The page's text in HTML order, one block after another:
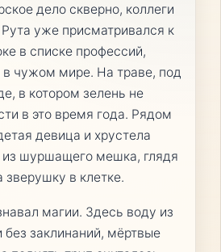
дело скверно, коллеги
уже присматривался к
в списке профессий,
в чужом мире. На траве, под
в котором зелень не
в это время года. Рядом
девица и хрустела
шуршащего мешка, глядя
зверушку в клетке.
магии. Здесь воду из
без заклинаний, мёртвые